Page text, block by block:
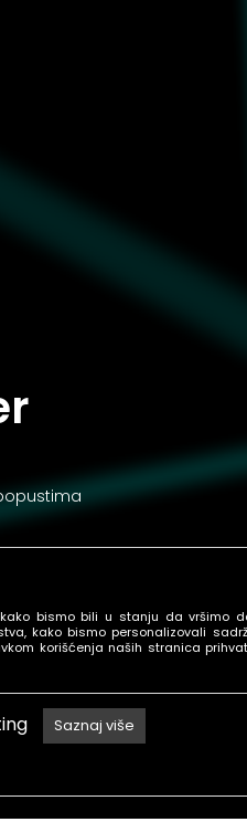
bismo bili u stanju da vršimo
kako bismo personalizovali
korišćenja naših stranica
Saznaj više
PRIJAVI SE